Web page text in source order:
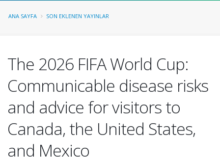
ANA SAYFA SON EKLENEN YAYINLAR
The 2026 FIFA World Cup:
Communicable disease risks
and advice for visitors to
Canada, the United States,
and Mexico